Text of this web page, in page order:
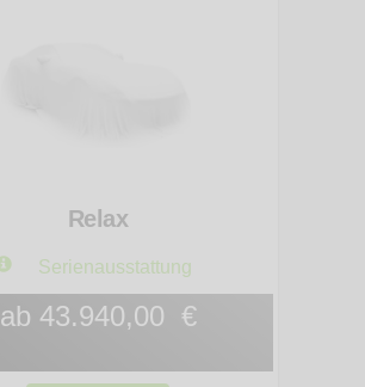
Relax
Serienausstattung
ab 43.940,00 €